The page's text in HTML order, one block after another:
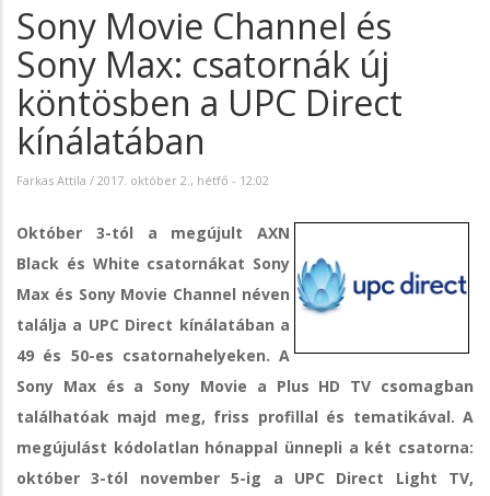
Sony Movie Channel és
Sony Max: csatornák új
köntösben a UPC Direct
kínálatában
Farkas Attila / 2017. október 2., hétfő - 12:02
Október 3-tól a megújult AXN
Black és White csatornákat Sony
Max és Sony Movie Channel néven
találja a UPC Direct kínálatában a
49 és 50-es csatornahelyeken. A
Sony Max és a Sony Movie a Plus HD TV csomagban
találhatóak majd meg, friss profillal és tematikával. A
megújulást kódolatlan hónappal ünnepli a két csatorna:
október 3-tól november 5-ig a UPC Direct Light TV,